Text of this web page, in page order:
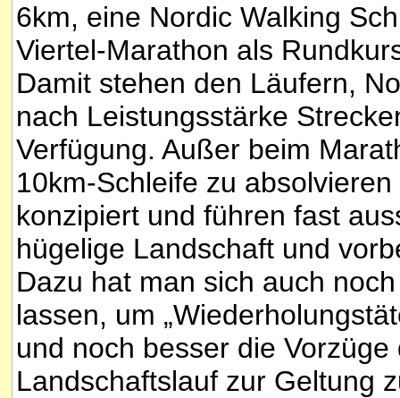
6km, eine Nordic Walking
Viertel-Marathon als
Damit stehen den Läufern,
nach Leistungsstärke
Verfügung. Außer beim
10km-Schleife zu
konzipiert und führen fast
hügelige Landschaft und
Dazu hat man sich auch
lassen, um
und noch besser die
Landschaftslauf zur Geltung